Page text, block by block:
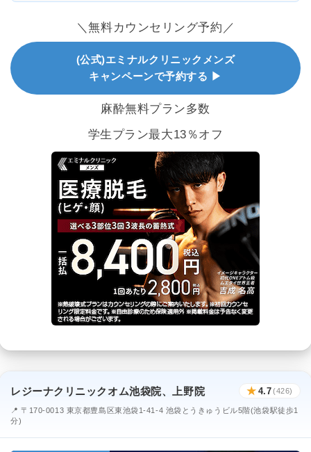
＼無料カウンセリング予約／
(公式)エミナルクリニックメンズ
キャンペーンで予約する ▶
麻酔無料プラン多数
学生プラン最大13％オフ
レジーナクリニックオム池袋院、上野院 ★ 4.7(426)
📍 〒170-0013 東京都豊島区東池袋1-41-4 池袋とうきゅうビル5階(池袋駅徒歩1
分)